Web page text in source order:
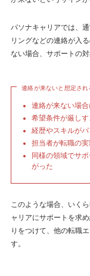
パソナキャリアでは、
リングなどの連絡が入
ない場合、サポートの
連絡が来ないと想定され
連絡が来ない場
希望条件が厳し
経歴やスキルが
担当者が転職の
同様の領域でサ
がった
このような場合、いく
ャリアにサポートを求
りをつけて、他の転職
す。